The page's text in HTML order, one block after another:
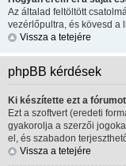
Az általad feltöltött
vezérlőpultra, és kövesd a
Vissza a tetejére
phpBB kérdések
Ki készítette ezt a
Ezt a szoftvert (eredeti
gyakorolja a szerzői
el, és szabadon
Vissza a tetejére